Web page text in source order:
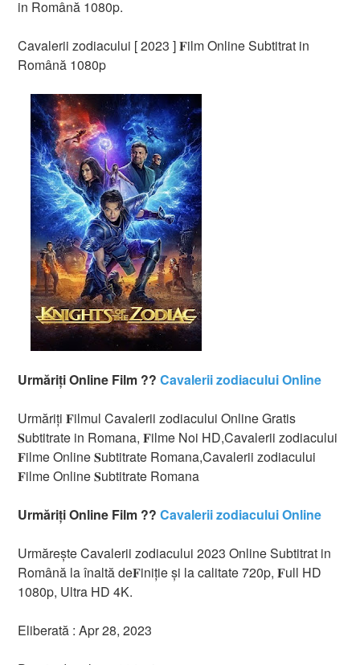
in Română 1080p.
Cavalerii zodiacului [ 2023 ] 𝐅ilm Online Subtitrat in
Română 1080p
Urmăriți Online Film ??Cavalerii zodiacului Online
Urmăriți 𝐅ilmul Cavalerii zodiacului Online Gratis
𝐒ubtitrate in Romana, 𝐅ilme Noi HD,Cavalerii zodiacului
𝐅ilme Online 𝐒ubtitrate Romana,Cavalerii zodiacului
𝐅ilme Online 𝐒ubtitrate Romana
Urmăriți Online Film ??Cavalerii zodiacului Online
Urmărește Cavalerii zodiacului 2023 Online Subtitrat in
Română la înaltă de𝐅iniție și la calitate 720p, 𝐅ull HD
1080p, Ultra HD 4K.
Eliberată : Apr 28, 2023